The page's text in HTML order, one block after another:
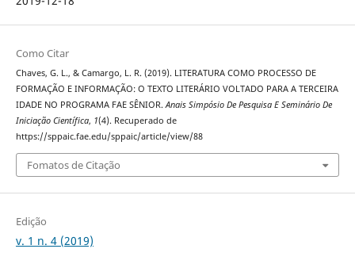
Como Citar
Chaves, G. L., & Camargo, L. R. (2019). LITERATURA COMO PROCESSO DE
FORMAÇÃO E INFORMAÇÃO: O TEXTO LITERÁRIO VOLTADO PARA A TERCEIRA
IDADE NO PROGRAMA FAE SÊNIOR.Anais Simpósio De Pesquisa E Seminário De
Iniciação Científica, 1(4). Recuperado de
https://sppaic.fae.edu/sppaic/article/view/88
Fomatos de Citação
Edição
v. 1 n. 4 (2019)